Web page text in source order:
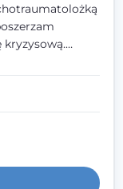
fali, łącząc
i parom w
żyć pełniej.